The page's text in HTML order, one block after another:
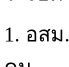
1. อสม